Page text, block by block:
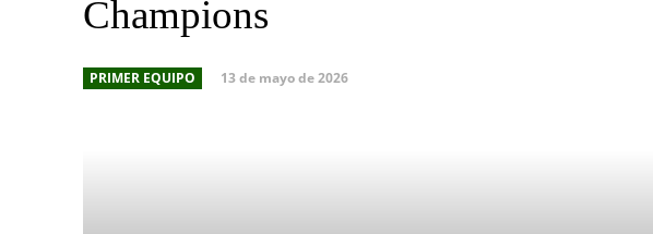
Champions
PRIMER EQUIPO 13 de mayo de 2026